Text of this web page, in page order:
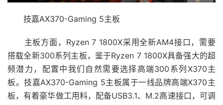
技嘉AX370-Gaming 5主板
主板方面，Ryzen 7 1800X采用全新AM4接口，需要
搭载全新300系列主板，鉴于Ryzen 7 1800X具备强大的超
频潜力，配置中我们自然需要选择高端300系列X370主
板。技嘉AX370-Gaming 5主板属于一线品牌高端X370主
板，有着豪华做工用料，配备USB3.1、M.2高速接口，可调